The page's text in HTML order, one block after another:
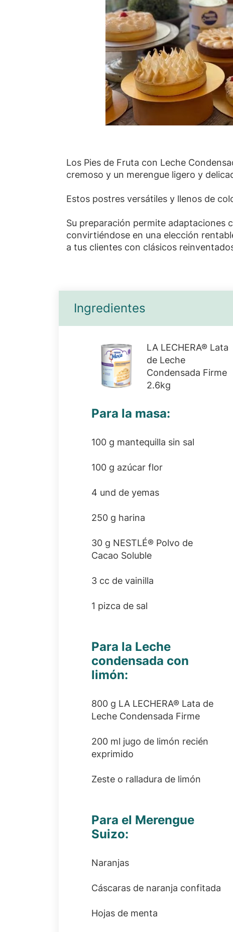
Los Pies de Fruta con Leche
cremoso y un merengue ligero y
Estos postres versátiles y llenos de
Su preparación permite adaptaciones
convirtiéndose en una elección
a tus clientes con clásicos
Ingredientes
LA LECHERA® Lata
de Leche
Condensada Firme
2.6kg
Para la masa:
100 g mantequilla sin sal
100 g azúcar flor
4 und de yemas
250 g harina
30 g NESTLÉ® Polvo de
Cacao Soluble
3 cc de vainilla
1 pizca de sal
Para la Leche
condensada con
limón:
800 g LA LECHERA® Lata de
Leche Condensada Firme
200 ml jugo de limón recién
exprimido
Zeste o ralladura de limón
Para el Merengue
Suizo:
Naranjas
Cáscaras de naranja confitada
Hojas de menta